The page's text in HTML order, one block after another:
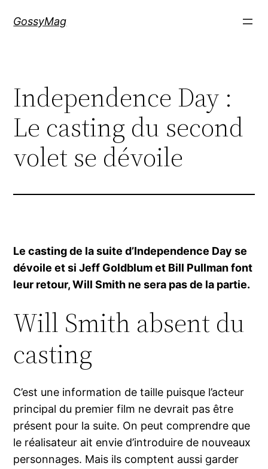
GossyMag
Independence Day :
Le casting du second
volet se dévoile
Le casting de la suite d’Independence Day se
dévoile et si Jeff Goldblum et Bill Pullman font
leur retour, Will Smith ne sera pas de la partie.
Will Smith absent du
casting
C’est une information de taille puisque l’acteur
principal du premier film ne devrait pas être
présent pour la suite. On peut comprendre que
le réalisateur ait envie d’introduire de nouveaux
personnages. Mais ils comptent aussi garder